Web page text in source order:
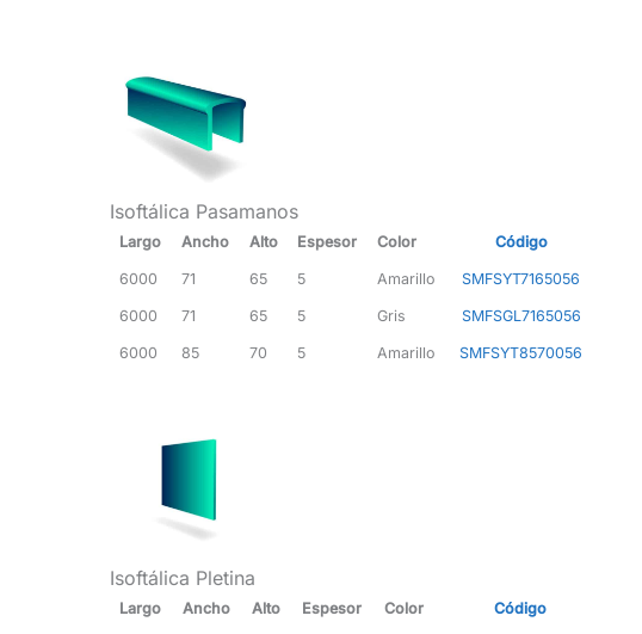
Isoftálica Pasamanos
Largo Ancho Alto Espesor Color Código
6000 71 65 5 Amarillo SMFSYT7165056
6000 71 65 5 Gris SMFSGL7165056
6000 85 70 5 Amarillo SMFSYT8570056
Isoftálica Pletina
Largo Ancho Alto Espesor Color Código